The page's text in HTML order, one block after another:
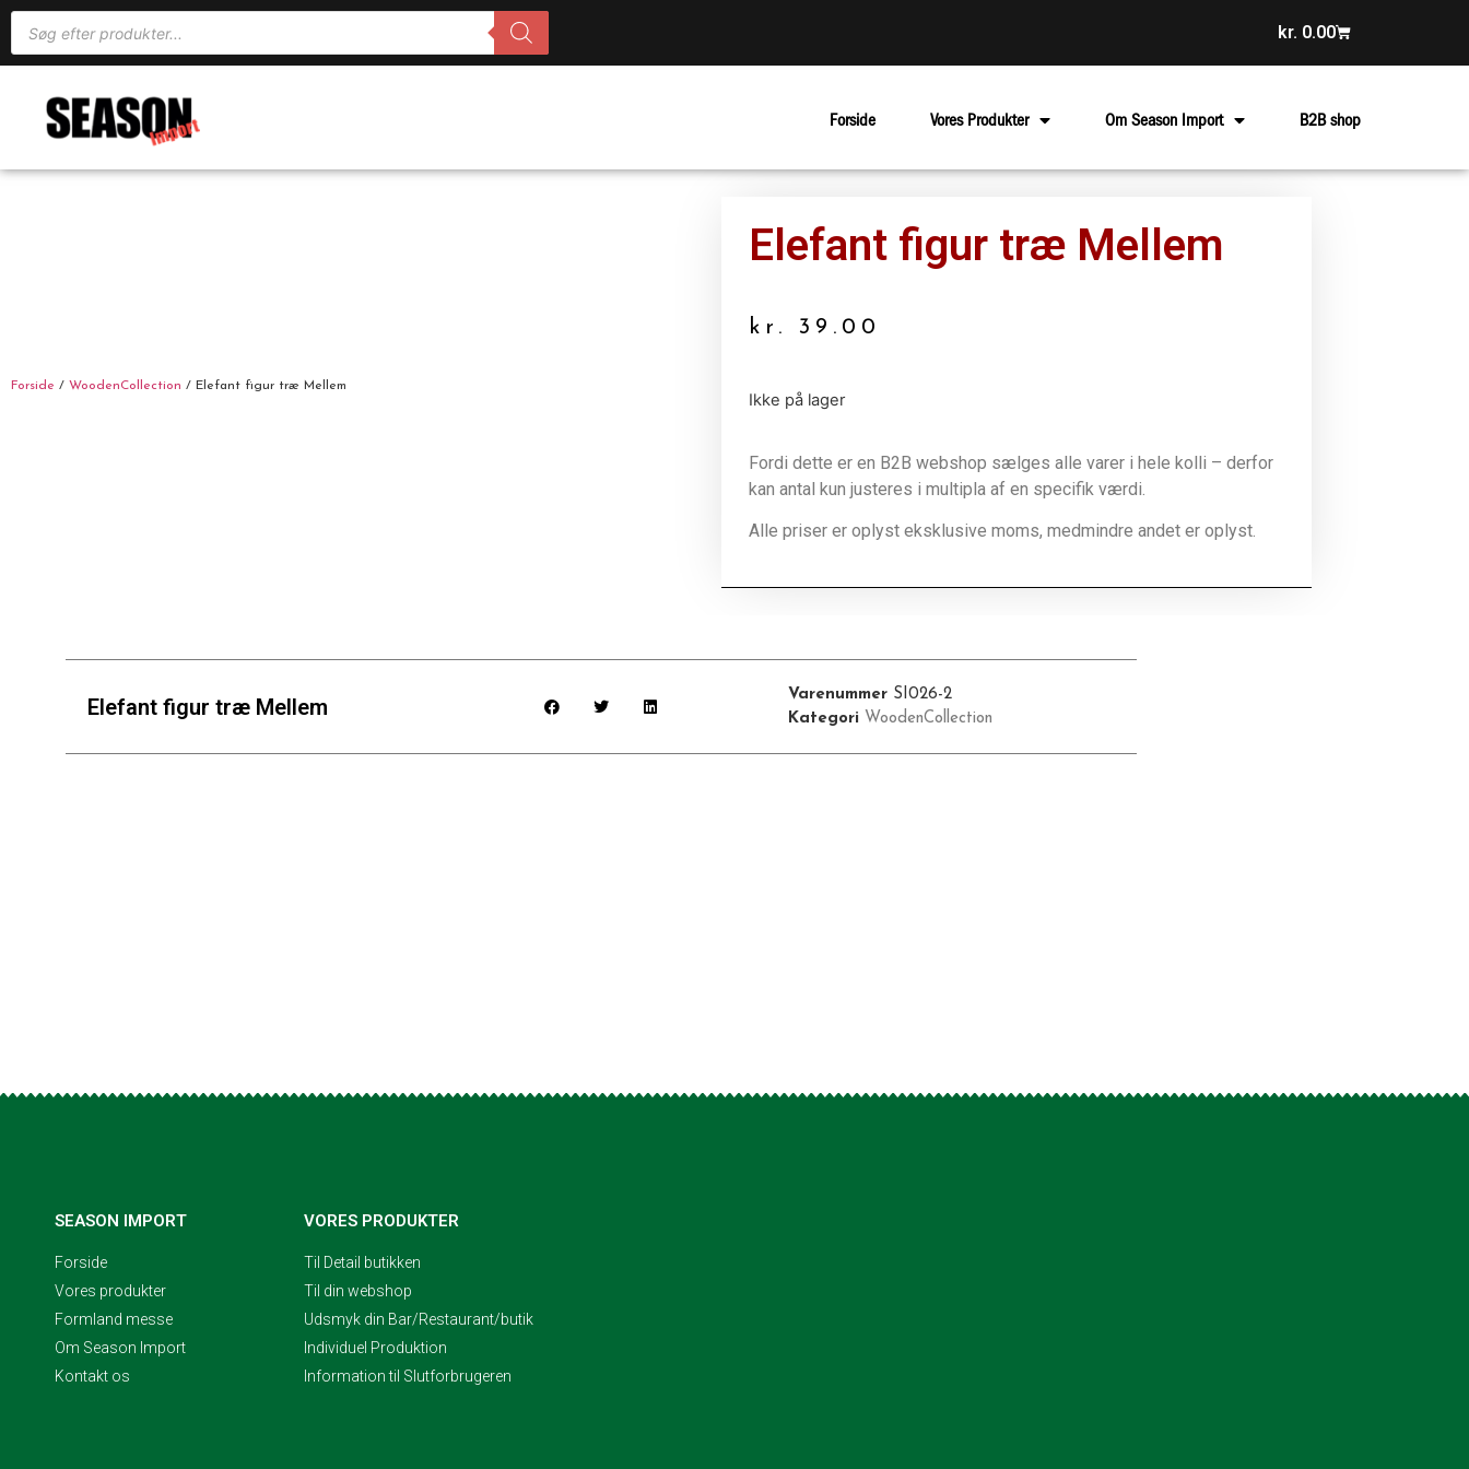
kr. 0.00
Forside Vores Produkter Om Season Import B2B shop
Forside / WoodenCollection / Elefant figur træ Mellem
Elefant figur træ Mellem
kr. 39.00
Ikke på lager
Fordi dette er en B2B webshop sælges alle varer i hele kolli – derfor
kan antal kun justeres i multipla af en specifik værdi.
Alle priser er oplyst eksklusive moms, medmindre andet er oplyst.
Elefant figur træ Mellem Varenummer SI026-2
Kategori WoodenCollection
SEASON IMPORT
Forside
Vores produkter
Formland messe
Om Season Import
Kontakt os
VORES PRODUKTER
Til Detail butikken
Til din webshop
Udsmyk din Bar/Restaurant/butik
Individuel Produktion
Information til Slutforbrugeren